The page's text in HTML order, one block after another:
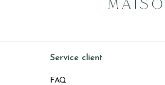
Service client
FAQ